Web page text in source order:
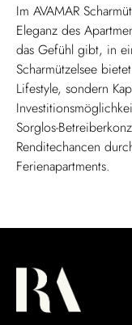
Im AVAMAR
Eleganz des
das Gefühl gibt, in
Scharmützelsee
Lifestyle, sondern
Sorglos-
Renditechancen
Ferienapartments.